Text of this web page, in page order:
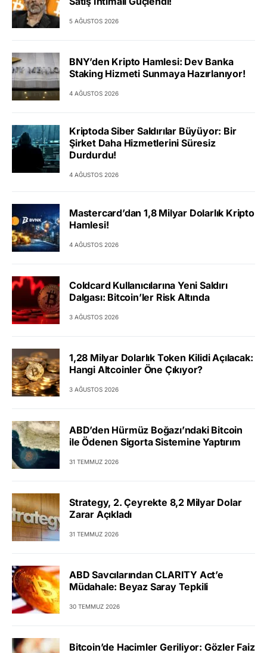
5 AĞUSTOS 2026
BNY’den Kripto Hamlesi: Dev Banka
Staking Hizmeti Sunmaya Hazırlanıyor!
4 AĞUSTOS 2026
Kriptoda Siber Saldırılar Büyüyor: Bir
Şirket Daha Hizmetlerini Süresiz
Durdurdu!
4 AĞUSTOS 2026
Mastercard’dan 1,8 Milyar Dolarlık Kripto
Hamlesi!
4 AĞUSTOS 2026
Coldcard Kullanıcılarına Yeni Saldırı
Dalgası: Bitcoin’ler Risk Altında
3 AĞUSTOS 2026
1,28 Milyar Dolarlık Token Kilidi Açılacak:
Hangi Altcoinler Öne Çıkıyor?
3 AĞUSTOS 2026
ABD’den Hürmüz Boğazı’ndaki Bitcoin
ile Ödenen Sigorta Sistemine Yaptırım
31 TEMMUZ 2026
Strategy, 2. Çeyrekte 8,2 Milyar Dolar
Zarar Açıkladı
31 TEMMUZ 2026
ABD Savcılarından CLARITY Act’e
Müdahale: Beyaz Saray Tepkili
30 TEMMUZ 2026
Bitcoin’de Hacimler Geriliyor: Gözler Faiz